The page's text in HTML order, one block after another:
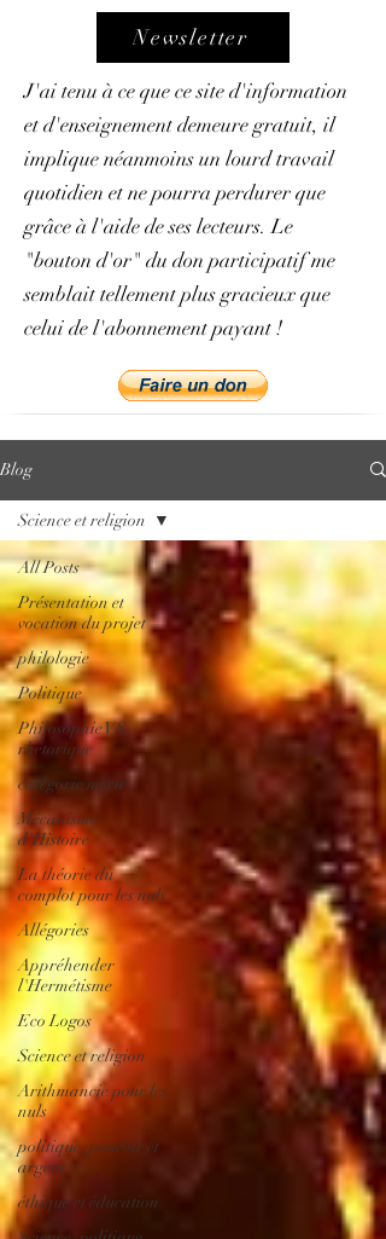
Newsletter
J'ai tenu à ce que ce site d'information
et d'enseignement demeure gratuit, il
implique néanmoins un lourd travail
quotidien et ne pourra perdurer que
grâce à l'aide de ses lecteurs. Le
"bouton d'or" du don participatif me
semblait tellement plus gracieux que
celui de l'abonnement payant !
Blog
All Posts
Présentation et
vocation du projet
philologie
Politique
Philosophie VS
rhétorique
catégorie mixte
Mécanisme
d'Histoire
La théorie du
complot pour les nuls
Allégories
Appréhender
l'Hermétisme
Eco Logos
Science et religion
Arithmancie pour les
nuls
politique, pouvoir et
argent
éthique et éducation
Science et religion